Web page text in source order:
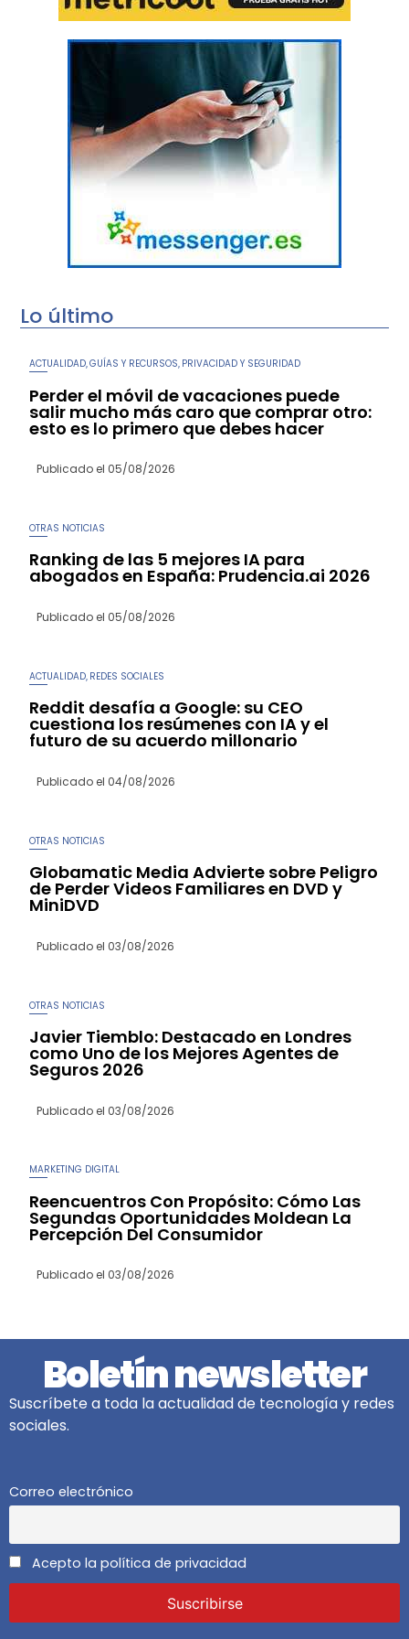
Lo último
ACTUALIDAD,GUÍAS Y RECURSOS, PRIVACIDAD Y SEGURIDAD
Perder el móvil de vacaciones puede
salir mucho más caro que comprar otro:
esto es lo primero que debes hacer
Publicado el 05/08/2026
OTRAS NOTICIAS
Ranking de las 5 mejores IA para
abogados en España: Prudencia.ai 2026
Publicado el 05/08/2026
ACTUALIDAD REDES SOCIALES
Reddit desafía a Google: su CEO
cuestiona los resúmenes con IA y el
futuro de su acuerdo millonario
Publicado el 04/08/2026
OTRAS NOTICIAS
Globamatic Media Advierte sobre Peligro
de Perder Videos Familiares en DVD y
MiniDVD
Publicado el 03/08/2026
OTRAS NOTICIAS
Javier Tiemblo: Destacado en Londres
como Uno de los Mejores Agentes de
Seguros 2026
Publicado el 03/08/2026
MARKETING DIGITAL
Reencuentros Con Propósito: Cómo Las
Segundas Oportunidades Moldean La
Percepción Del Consumidor
Publicado el 03/08/2026
Boletín newsletter
Suscríbete a toda la actualidad de tecnología y redes
sociales.
Correo electrónico
Acepto la política de privacidad